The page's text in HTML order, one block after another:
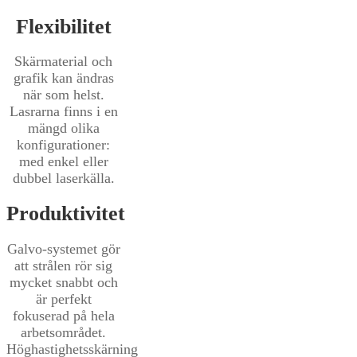
Flexibilitet
Skärmaterial och
grafik kan ändras
när som helst.
Lasrarna finns i en
mängd olika
konfigurationer:
med enkel eller
dubbel laserkälla.
Produktivitet
Galvo-systemet gör
att strålen rör sig
mycket snabbt och
är perfekt
fokuserad på hela
arbetsområdet.
Höghastighetsskärning